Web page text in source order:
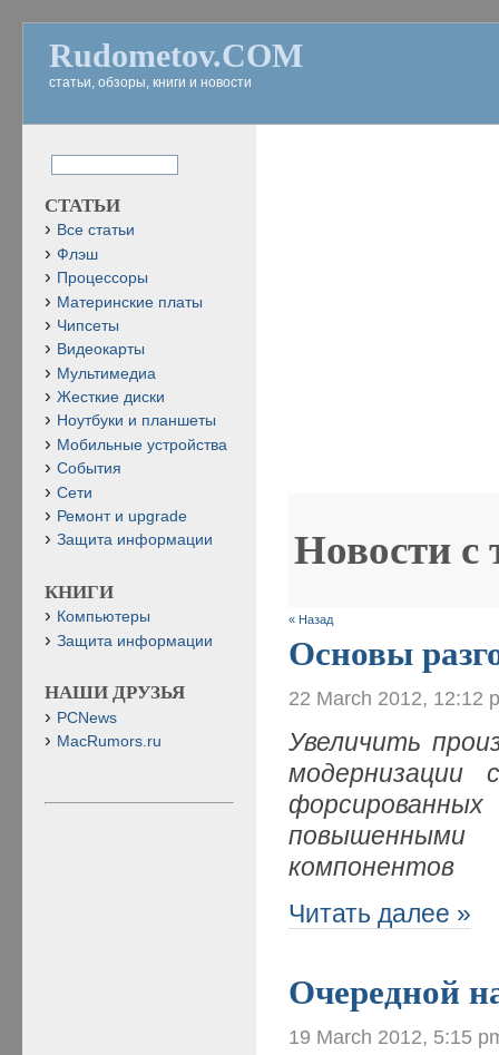
Rudometov.COM
статьи, обзоры, книги и новости
Новости с
« Назад
Основы
22 March 2012, 12:12
Увеличить
компонентов
Читать далее »
Очередной
19 March 2012, 5:15
СТАТЬИ
Все статьи
Флэш
Процессоры
Материнские платы
Чипсеты
Видеокарты
Мультимедиа
Жесткие диски
Ноутбуки и планшеты
Мобильные устройства
События
Сети
Ремонт и upgrade
Защита информации
КНИГИ
Компьютеры
Защита информации
НАШИ ДРУЗЬЯ
PCNews
MacRumors.ru